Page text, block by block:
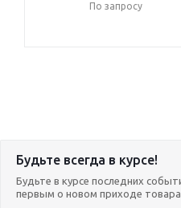
По запросу
Будьте всегда в курсе!
Будьте в курсе последних
первым о новом приходе товара